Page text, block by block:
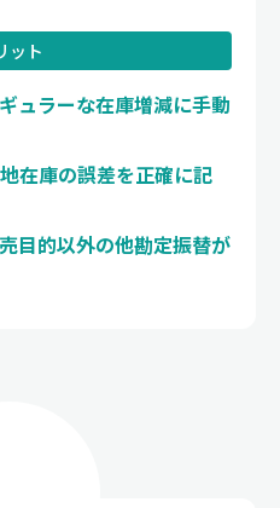
ット
ュラーな在庫増減に手動
在庫の誤差を正確に記
目的以外の他勘定振替が